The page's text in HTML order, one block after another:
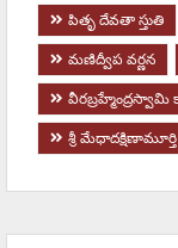
పితృ దేవతా స్తుతి
మణిద్వీప వర్ణన
వీరబ్రహ్మేంద్రస్వామి
శ్రీ మేధాదక్షిణామూర్తి